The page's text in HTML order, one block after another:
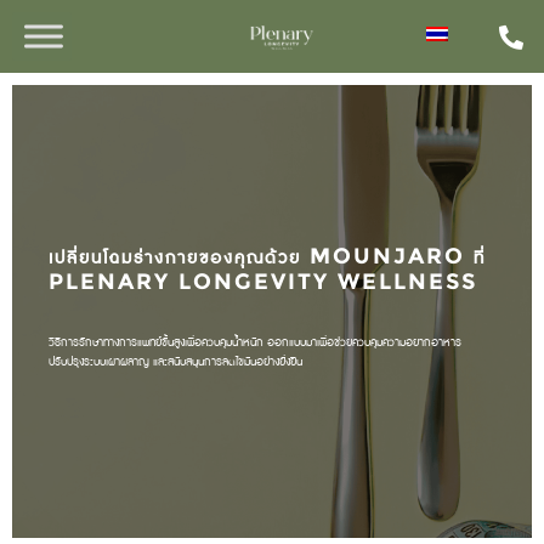
เปลี่ยนโฉมร่างกายของคุณด้วย MOUNJARO ที่
PLENARY LONGEVITY WELLNESS
วิธีการรักษาทางการแพทย์ขั้นสูงเพื่อควบคุมน้ำหนัก ออกแบบมาเพื่อช่วยควบคุมความอยากอาหาร
ปรับปรุงระบบเผาผลาญ และสนับสนุนการลดไขมันอย่างยั่งยืน